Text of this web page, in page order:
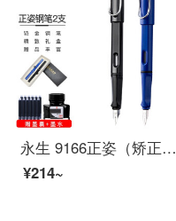
永生 9166正姿（矫正握姿）两支装墨囊墨水两用钢笔套装 学生硬笔书法练字办公签字笔铱金钢笔 黑色F+蓝色EF
¥214~